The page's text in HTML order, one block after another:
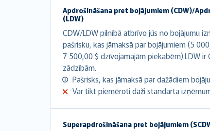
Apdrošināšana pret bojājumiem (CDW)/
(LDW)
CDW/LDW pilnībā atbrīvo jūs no bojājumu
pašrisku, kas jāmaksā par bojājumiem (5
7 500,00 $ dzīvojamajām piekabēm).LDW
zādzībām.
Pašrisks, kas jāmaksā par dažādiem
Var tikt piemēroti daži standarta
Superapdrošināšana pret bojājumiem